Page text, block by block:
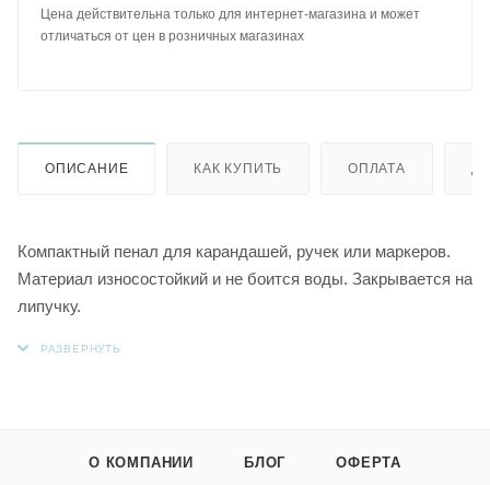
Цена действительна только для интернет-магазина и может
отличаться от цен в розничных магазинах
ОПИСАНИЕ КАК КУПИТЬ ОПЛАТА
Компактный пенал для карандашей, ручек или маркеров.
Материал износостойкий и не боится воды. Закрывается на
липучку.
О КОМПАНИИ БЛОГ ОФЕРТА